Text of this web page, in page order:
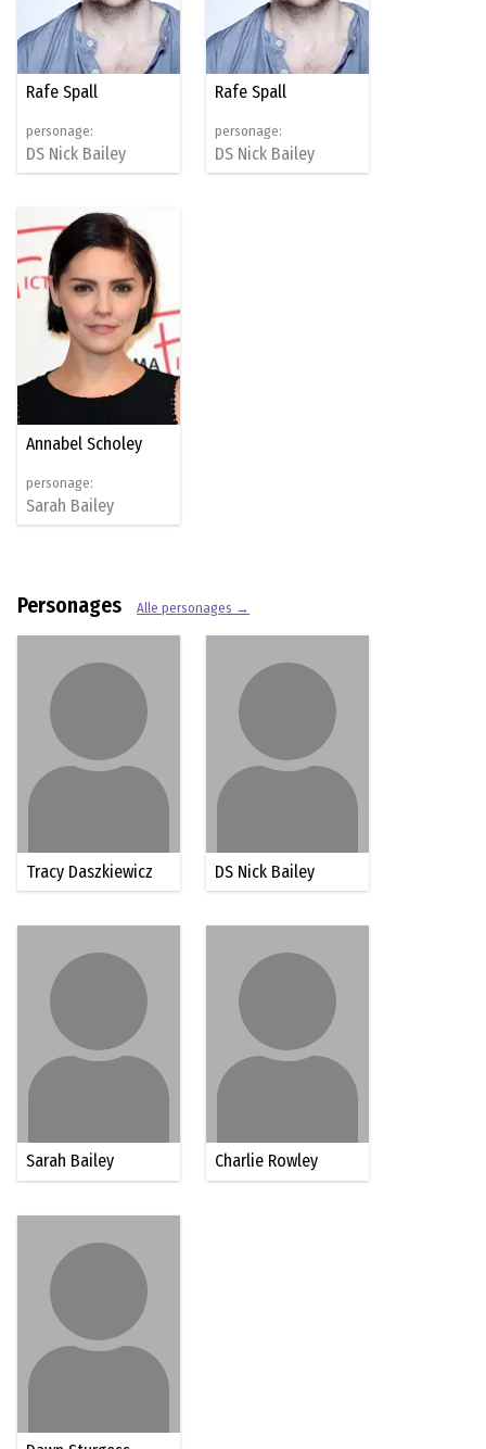
Rafe Spall
personage:
DS Nick Bailey
Rafe Spall
personage:
DS Nick Bailey
Annabel Scholey
personage:
Sarah Bailey
Personages Alle personages →
Tracy Daszkiewicz DS Nick Bailey
Sarah Bailey Charlie Rowley